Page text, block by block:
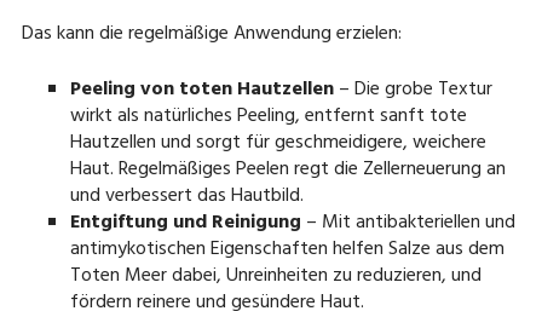
Das kann die regelmäßige Anwendung erzielen:
Peeling von toten Hautzellen– Die grobe Textur
wirkt als natürliches Peeling, entfernt sanft tote
Hautzellen und sorgt für geschmeidigere, weichere
Haut. Regelmäßiges Peelen regt die Zellerneuerung an
und verbessert das Hautbild.
Entgiftung und Reinigung – Mit antibakteriellen und
antimykotischen Eigenschaften helfen Salze aus dem
Toten Meer dabei, Unreinheiten zu reduzieren, und
fördern reinere und gesündere Haut.